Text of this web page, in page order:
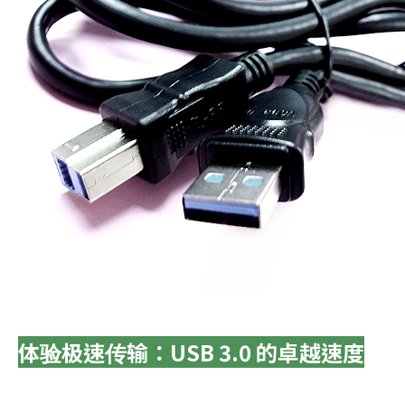
体验极速传输：USB 3.0 的卓越速度